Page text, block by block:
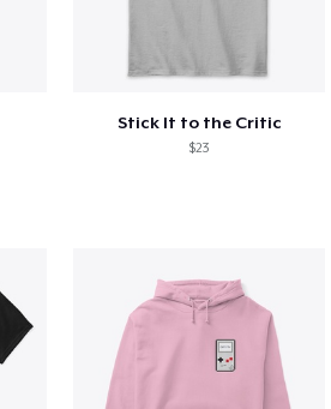
Stick It to the Critic
$23